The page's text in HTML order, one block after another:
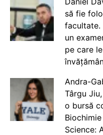
să fie
facultate.
un
pe care
Andra-
Târgu
o bursă
Science: